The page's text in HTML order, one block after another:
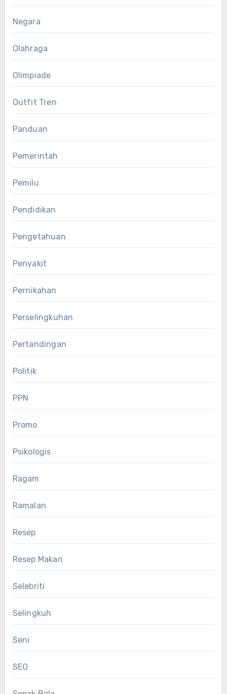
Negara
Olahraga
Olimpiade
Outfit Tren
Panduan
Pemerintah
Pemilu
Pendidikan
Pengetahuan
Penyakit
Pernikahan
Perselingkuhan
Pertandingan
Politik
PPN
Promo
Psikologis
Ragam
Ramalan
Resep
Resep Makan
Selebriti
Selingkuh
Seni
SEO